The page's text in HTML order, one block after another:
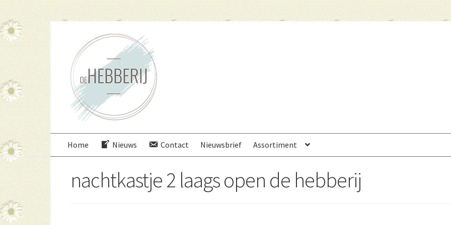
door
naar
navigatie
direct
naar
inhoud
Home Nieuws Contact Nieuwsbrief Assortiment
nachtkastje 2 laags open de hebberij